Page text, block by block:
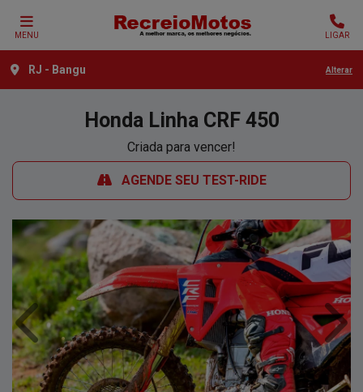
MENU LIGAR
RJ - Bangu Alterar
HondaLinha CRF 450
Criada para vencer!
AGENDE SEU TEST-RIDE
Anterior